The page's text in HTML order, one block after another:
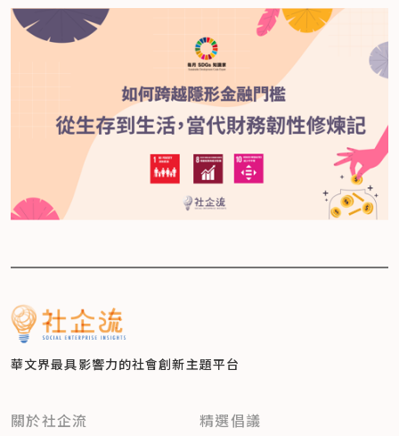
華文界最具影響力的社會創新主題平台
關於社企流 精選倡議